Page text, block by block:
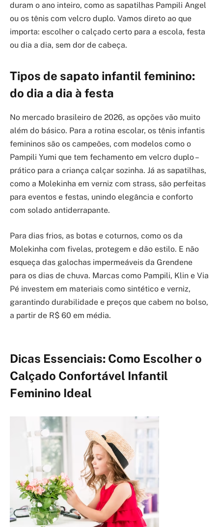
duram o ano inteiro, como as sapatilhas Pampili Angel
ou os tênis com velcro duplo. Vamos direto ao que
importa: escolher o calçado certo para a escola, festa
ou dia a dia, sem dor de cabeça.
Tipos de sapato infantil feminino:
do dia a dia à festa
No mercado brasileiro de 2026, as opções vão muito
além do básico. Para a rotina escolar, os tênis infantis
femininos são os campeões, com modelos como o
Pampili Yumi que tem fechamento em velcro duplo –
prático para a criança calçar sozinha. Já as sapatilhas,
como a Molekinha em verniz com strass, são perfeitas
para eventos e festas, unindo elegância e conforto
com solado antiderrapante.
Para dias frios, as botas e coturnos, como os da
Molekinha com fivelas, protegem e dão estilo. E não
esqueça das galochas impermeáveis da Grendene
para os dias de chuva. Marcas como Pampili, Klin e Via
Pé investem em materiais como sintético e verniz,
garantindo durabilidade e preços que cabem no bolso,
a partir de R$ 60 em média.
Dicas Essenciais: Como Escolher o
Calçado Confortável Infantil
Feminino Ideal